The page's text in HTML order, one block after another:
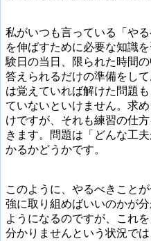
私がいつも言っている「や
を伸ばすために必要な知識
験日の当日、限られた時間
答えられるだけの準備をし
は覚えていれば解けた問題
ていないといけません。求
けですが、それも練習の仕
きます。問題は「どんな工
かるかどうかです。
このように、やるべきこと
強に取り組めばいいのかが
ようになるのですが、これ
分かりませんという状況で